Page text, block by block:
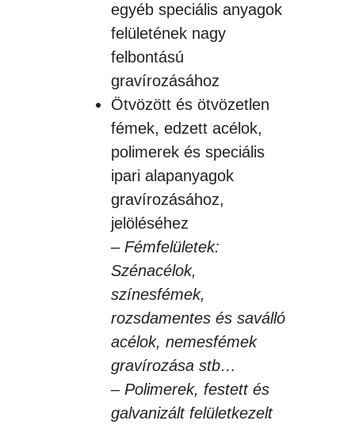
egyéb speciális anyagok
felületének nagy
felbontású
gravírozásához
Ötvözött és ötvözetlen
fémek, edzett acélok,
polimerek és speciális
ipari alapanyagok
gravírozásához,
jelöléséhez
– Fémfelületek:
Szénacélok,
színesfémek,
rozsdamentes és saválló
acélok, nemesfémek
gravírozása stb…
– Polimerek, festett és
galvanizált felületkezelt